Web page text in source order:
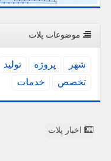
موضوعات پلات
شهر پروژه تولید
تخصص
خدمات
اخبار پلات